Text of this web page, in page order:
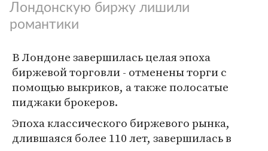
Лондонскую биржу лишили
романтики
В Лондоне завершилась целая эпоха
биржевой торговли - отменены торги с
помощью выкриков, а также полосатые
пиджаки брокеров.
Эпоха классического биржевого рынка,
длившаяся более 110 лет, завершилась в